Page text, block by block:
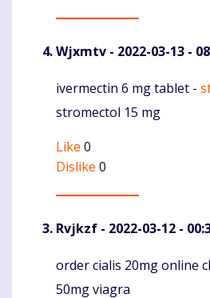
Wjxmtv - 2022-03-13 -
Komentaras
ivermectin 6 mg tablet -
stromectol 15 mg
Like 0
Dislike 0
Rvjkzf - 2022-03-12 -
Komentaras
order cialis 20mg online
50mg viagra